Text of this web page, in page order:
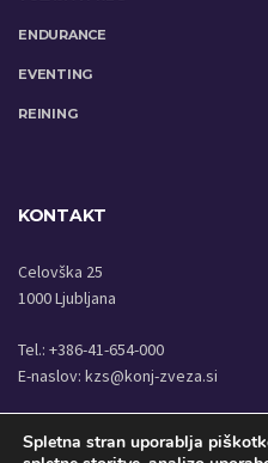
ENDURANCE
EVENTING
REINING
KONTAKT
Celovška 25
1000 Ljubljana
Tel.: +386-41-654-000
E-naslov: kzs@konj-zveza.si
Spletna stran uporablja